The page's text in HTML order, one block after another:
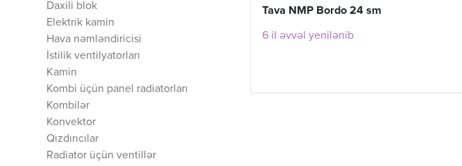
Daxili blok
Elektrik kamin
Hava nəmləndiricisi
İstilik ventilyatorları
Kamin
Kombi üçün panel radiatorları
Kombilər
Konvektor
Qızdırıcılar
Radiator üçün ventillər
Tava NMP Bordo 24 sm
6 il əvvəl yenilənib